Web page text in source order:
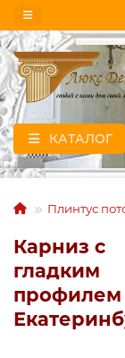
КАТАЛОГ
Плинтус
Карниз с
гладким
профилем